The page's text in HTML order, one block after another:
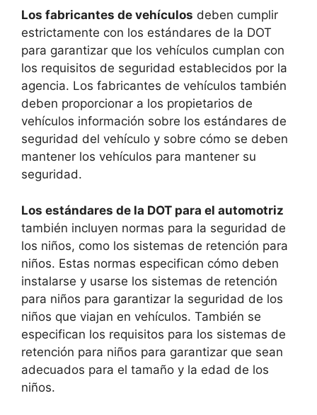
Los fabricantes de vehículos deben cumplir
estrictamente con los estándares de la DOT
para garantizar que los vehículos cumplan con
los requisitos de seguridad establecidos por la
agencia. Los fabricantes de vehículos también
deben proporcionar a los propietarios de
vehículos información sobre los estándares de
seguridad del vehículo y sobre cómo se deben
mantener los vehículos para mantener su
seguridad.
Los estándares de la DOT para el automotriz
también incluyen normas para la seguridad de
los niños, como los sistemas de retención para
niños. Estas normas especifican cómo deben
instalarse y usarse los sistemas de retención
para niños para garantizar la seguridad de los
niños que viajan en vehículos. También se
especifican los requisitos para los sistemas de
retención para niños para garantizar que sean
adecuados para el tamaño y la edad de los
niños.